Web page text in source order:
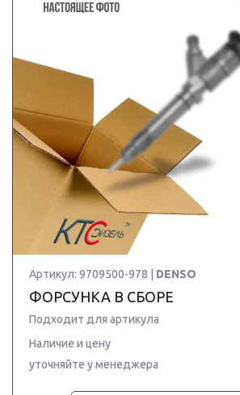
Артикул: 9709500-978 | DENSO
ФОРСУНКА В СБОРЕ
Подходит для артикула
Наличие и цену
уточняйте у менеджера